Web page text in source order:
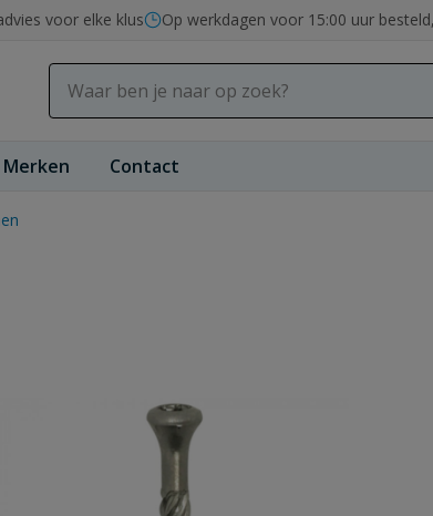
voor elke klus Op werkdagen voor 15:00 uur
Merken Contact